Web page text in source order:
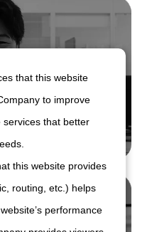
ビュー
that this website
to improve
that better
this website provides
routing, etc.) helps
performance